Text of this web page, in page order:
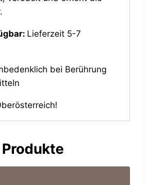
Lieferzeit 5-7
bei Berührung